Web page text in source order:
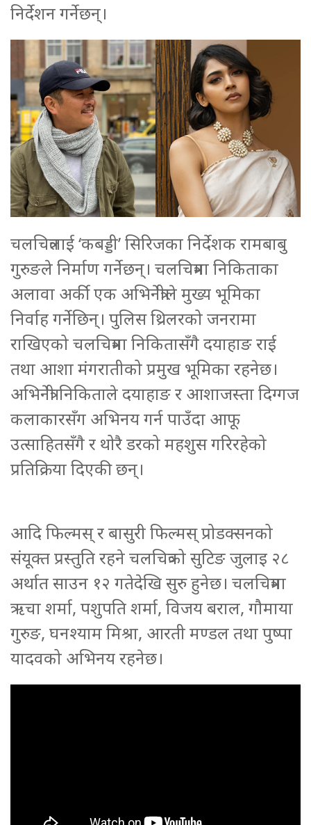
निर्देशन गर्नेछन्।
चलचित्रलाई ‘कबड्डी’ सिरिजका निर्देशक रामबाबु
गुरुङले निर्माण गर्नेछन्। चलचित्रमा निकिताका
अलावा अर्की एक अभिनेत्रीले मुख्य भूमिका
निर्वाह गर्नेछिन्। पुलिस थ्रिलरको जनरामा
राखिएको चलचित्रमा निकितासँगै दयाहाङ राई
तथा आशा मंगरातीको प्रमुख भूमिका रहनेछ।
अभिनेत्री निकिताले दयाहाङ र आशाजस्ता दिग्गज
कलाकारसँग अभिनय गर्न पाउँदा आफू
उत्साहितसँगै र थोरै डरको महशुस गरिरहेको
प्रतिक्रिया दिएकी छन्।
आदि फिल्मस् र बासुरी फिल्मस् प्रोडक्सनको
संयूक्त प्रस्तुति रहने चलचित्रको सुटिङ जुलाइ २८
अर्थात साउन १२ गतेदेखि सुरु हुनेछ। चलचित्रमा
ऋचा शर्मा, पशुपति शर्मा, विजय बराल, गौमाया
गुरुङ, घनश्याम मिश्रा, आरती मण्डल तथा पुष्पा
यादवको अभिनय रहनेछ।